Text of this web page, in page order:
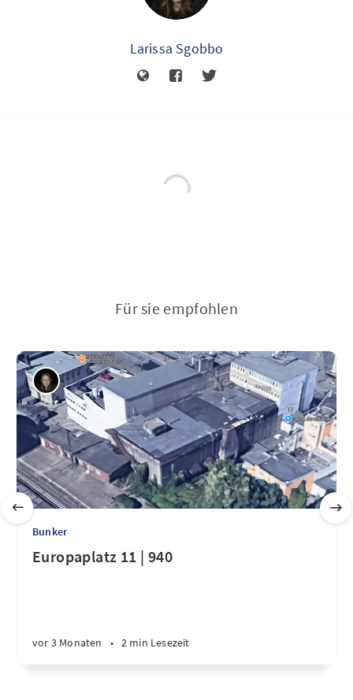
Larissa Sgobbo
Für sie empfohlen
Bunker
Europaplatz 11 | 940
vor 3 Monaten • 2 min Lesezeit